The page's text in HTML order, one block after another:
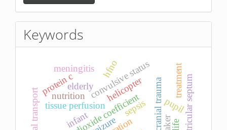
Submission
Keywords
tissue perfusion sepsis
helicopter
convulsive status
elderly
protein c
infant
hfno
pupilventricular septum
meningitis treatment
nutrition